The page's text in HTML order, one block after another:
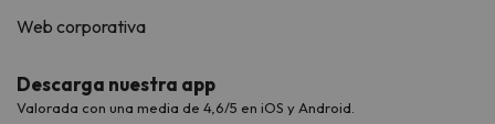
Web corporativa
Descarga nuestra app
Valorada con una media de 4,6/5 en iOS y Android.